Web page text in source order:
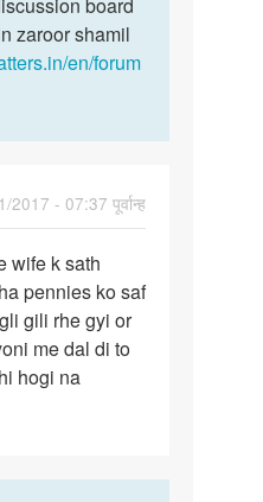
board
zaroor shamil
en/forum
- 07:37 पूर्वान्ह
wife k sath
pennies ko saf
gili rhe gyi or
me dal di to
hogi na